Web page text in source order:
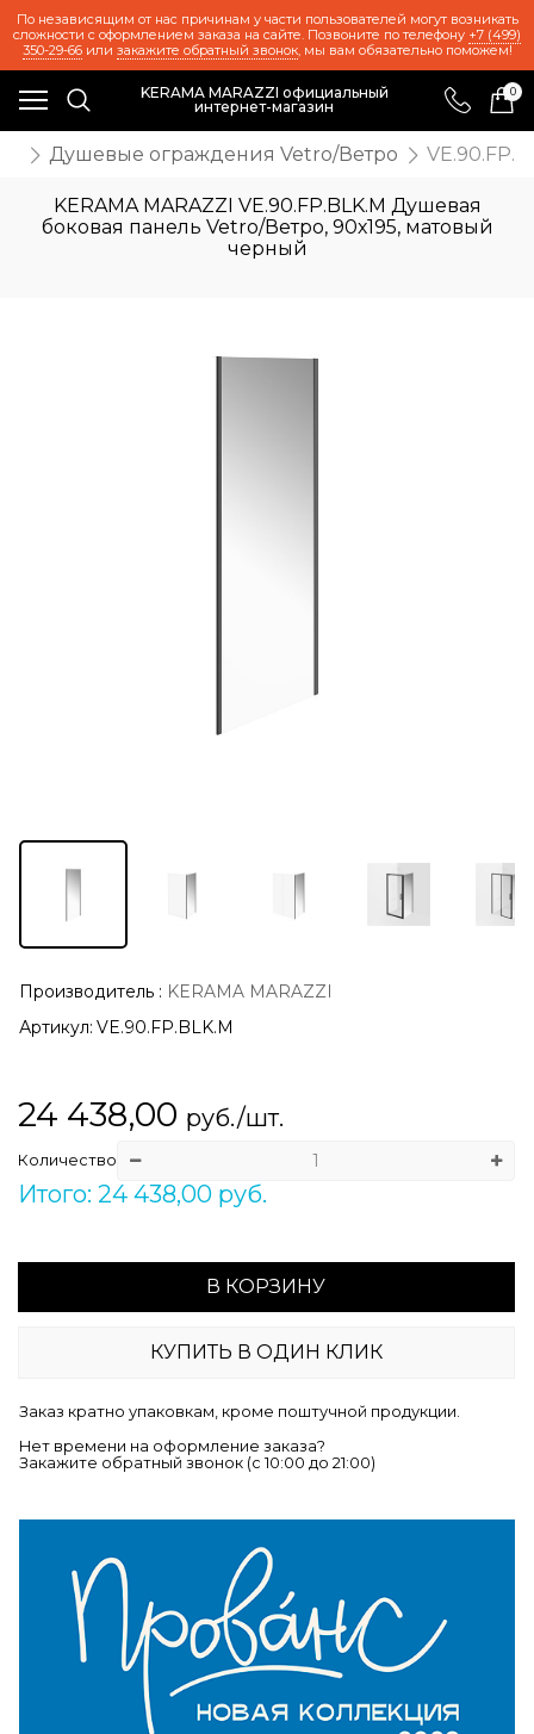
По независящим от нас причинам у части пользователей могут возникать
сложности с оформлением заказа на сайте. Позвоните по телефону +7 (499)
350-29-66или закажите обратный звонок, мы вам обязательно поможем!
KERAMA MARAZZI официальный
интернет-магазин
0
Душевые ограждения Vetro/Ветро
KERAMA MARAZZI VE.90.FP.BLK.M Душевая
боковая панель Vetro/Ветро, 90х195, матовый
черный
Производитель : KERAMA MARAZZI
Артикул: VE.90.FP.BLK.M
24 438,00 руб./шт.
Количество
Итого: 24 438,00 руб.
В КОРЗИНУ
КУПИТЬ В ОДИН КЛИК
Заказ кратно упаковкам, кроме поштучной продукции.
Нет времени на оформление заказа?
Закажите обратный звонок (c 10:00 до 21:00)